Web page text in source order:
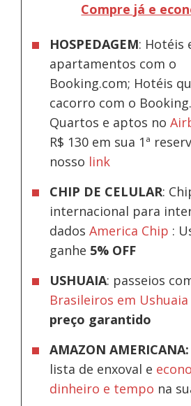
Compre já e
HOSPEDAGEM: Hotéis
apartamentos com o
Booking.com; Hotéis
cacorro com o
Quartos e aptos no
R$ 130 em sua 1ª
nosso link
CHIP DE CELULAR:
internacional para
dadosAmerica Chip :
ganhe 5% OFF
USHUAIA: passeios
Brasileiros em Ushuaia
preço garantido
AMAZON AMERICANA:
lista de enxoval e
dinheiro e tempo na